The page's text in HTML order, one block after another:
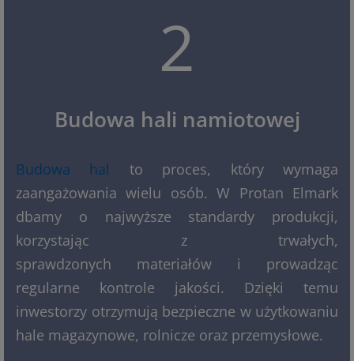
2
Budowa hali namiotowej
Budowa hal
to proces, który wymaga
zaangażowania wielu osób. W Protan Elmark
dbamy o najwyższe standardy produkcji,
korzystając z trwałych,
sprawdzonych materiałów i prowadząc
regularne kontrole jakości. Dzięki temu
inwestorzy otrzymują bezpieczne w użytkowaniu
hale magazynowe, rolnicze oraz przemysłowe.